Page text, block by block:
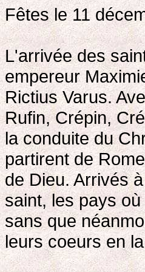
Fêtes le 11
L'arrivée des
empereur
Rictius Varus.
Rufin, Crépin,
la conduite du
partirent de
de Dieu. Arrivés
saint, les pays
sans que
leurs coeurs en